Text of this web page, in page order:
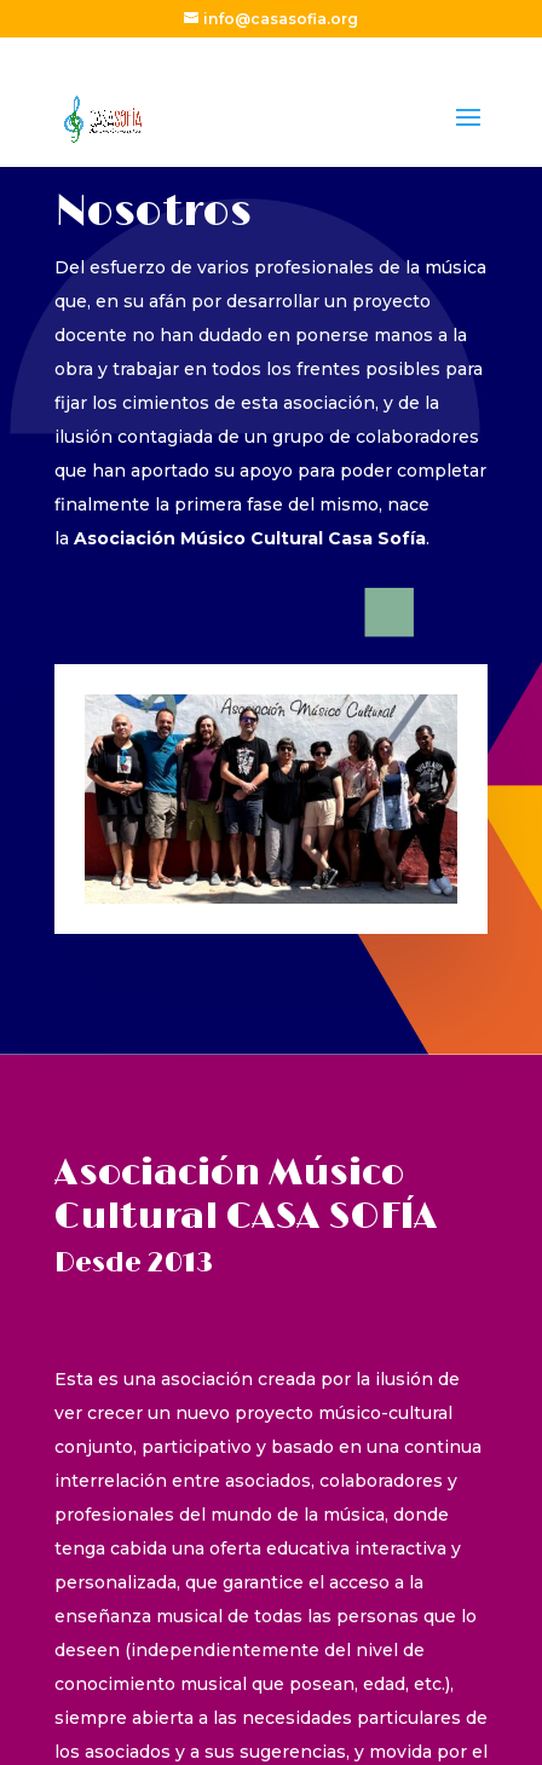
info@casasofia.org
Nosotros
Del esfuerzo de varios profesionales de la música
que, en su afán por desarrollar un proyecto
docente no han dudado en ponerse manos a la
obra y trabajar en todos los frentes posibles para
fijar los cimientos de esta asociación, y de la
ilusión contagiada de un grupo de colaboradores
que han aportado su apoyo para poder completar
finalmente la primera fase del mismo, nace
la Asociación Músico Cultural Casa Sofía.
Asociación Músico
Cultural CASA SOFÍA
Desde 2013
Esta es una asociación creada por la ilusión de
ver crecer un nuevo proyecto músico-cultural
conjunto, participativo y basado en una continua
interrelación entre asociados, colaboradores y
profesionales del mundo de la música, donde
tenga cabida una oferta educativa interactiva y
personalizada, que garantice el acceso a la
enseñanza musical de todas las personas que lo
deseen (independientemente del nivel de
conocimiento musical que posean, edad, etc.),
siempre abierta a las necesidades particulares de
los asociados y a sus sugerencias, y movida por el